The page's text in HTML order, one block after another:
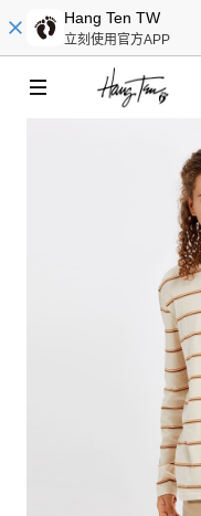
Hang Ten TW
立刻使用官方APP